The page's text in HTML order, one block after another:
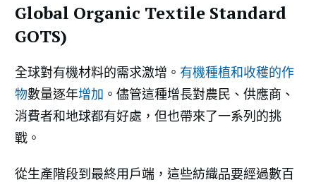
Global Organic Textile Standard
GOTS)
全球對有機材料的需求激增。 有機種植和收穫的作
物數量逐年增加 。儘管這種增長對農民、供應商、
消費者和地球都有好處，但也帶來了一系列的挑
戰。
從生產階段到最終用戶端，這些紡織品要經過數百